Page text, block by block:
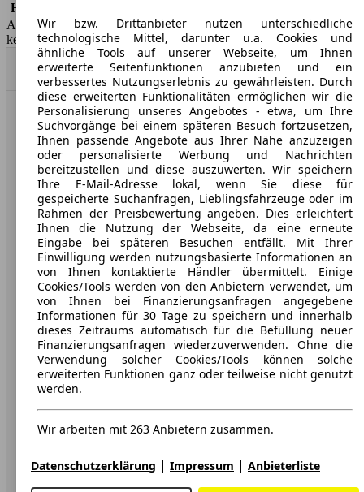
HSN/TSN
AutoScout24 GmbH übernimmt für die Richtigkeit der Angaben
keine Gewähr.
Nach Oben
AutoScout24: Europaweit der größte Online-Automarkt.
Unternehmen
Über AutoScout24
Presse
Karriere
Werbung
AGB
Datenschutz
Impressum
Erklärung zur Barrierefreiheit
Service
Wir bzw. Drittanbieter nutzen unterschiedliche
technologische Mittel, darunter u.a. Cookies und
ähnliche Tools auf unserer Webseite, um Ihnen
erweiterte Seitenfunktionen anzubieten und ein
verbessertes Nutzungserlebnis zu gewährleisten. Durch
diese erweiterten Funktionalitäten ermöglichen wir die
Personalisierung unseres Angebotes - etwa, um Ihre
Suchvorgänge bei einem späteren Besuch fortzusetzen,
Ihnen passende Angebote aus Ihrer Nähe anzuzeigen
oder personalisierte Werbung und Nachrichten
bereitzustellen und diese auszuwerten. Wir speichern
Ihre E-Mail-Adresse lokal, wenn Sie diese für
gespeicherte Suchanfragen, Lieblingsfahrzeuge oder im
Rahmen der Preisbewertung angeben. Dies erleichtert
Ihnen die Nutzung der Webseite, da eine erneute
Eingabe bei späteren Besuchen entfällt. Mit Ihrer
Einwilligung werden nutzungsbasierte Informationen an
von Ihnen kontaktierte Händler übermittelt. Einige
Cookies/Tools werden von den Anbietern verwendet, um
von Ihnen bei Finanzierungsanfragen angegebene
Informationen für 30 Tage zu speichern und innerhalb
dieses Zeitraums automatisch für die Befüllung neuer
Finanzierungsanfragen wiederzuverwenden. Ohne die
Verwendung solcher Cookies/Tools können solche
erweiterten Funktionen ganz oder teilweise nicht genutzt
werden.
Wir arbeiten mit 263 Anbietern zusammen.
Datenschutzerklärung | Impressum | Anbieterliste